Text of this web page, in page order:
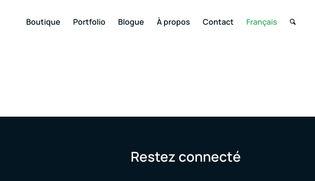
Boutique Portfolio Blogue À propos Contact Français
Restez connecté